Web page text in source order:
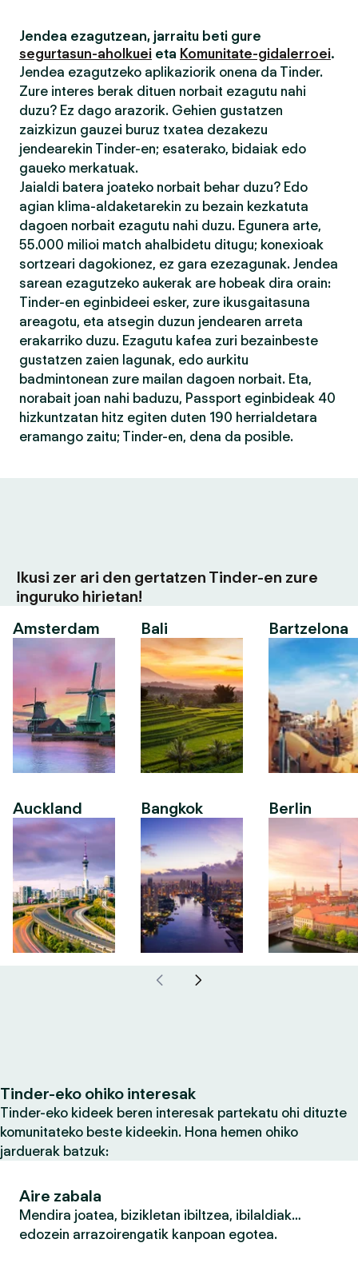
Jendea ezagutzean, jarraitu beti gure
segurtasun-aholkuei eta Komunitate-gidalerroei.
Jendea ezagutzeko aplikaziorik onena da Tinder.
Zure interes berak dituen norbait ezagutu nahi
duzu? Ez dago arazorik. Gehien gustatzen
zaizkizun gauzei buruz txatea dezakezu
jendearekin Tinder-en; esaterako, bidaiak edo
gaueko merkatuak.
Jaialdi batera joateko norbait behar duzu? Edo
agian klima-aldaketarekin zu bezain kezkatuta
dagoen norbait ezagutu nahi duzu. Egunera arte,
55.000 milioi match ahalbidetu ditugu; konexioak
sortzeari dagokionez, ez gara ezezagunak. Jendea
sarean ezagutzeko aukerak are hobeak dira orain:
Tinder-en eginbideei esker, zure ikusgaitasuna
areagotu, eta atsegin duzun jendearen arreta
erakarriko duzu. Ezagutu kafea zuri bezainbeste
gustatzen zaien lagunak, edo aurkitu
badmintonean zure mailan dagoen norbait. Eta,
norabait joan nahi baduzu, Passport eginbideak 40
hizkuntzatan hitz egiten duten 190 herrialdetara
eramango zaitu; Tinder-en, dena da posible.
Ikusi zer ari den gertatzen Tinder-en zure
inguruko hirietan!
Amsterdam
Auckland
Bali
Bangkok
Bartzelona
Berlin
Tinder-eko ohiko interesak
Tinder-eko kideek beren interesak partekatu ohi dituzte
komunitateko beste kideekin. Hona hemen ohiko
jarduerak batzuk:
Aire zabala
Mendira joatea, bizikletan ibiltzea, ibilaldiak…
edozein arrazoirengatik kanpoan egotea.